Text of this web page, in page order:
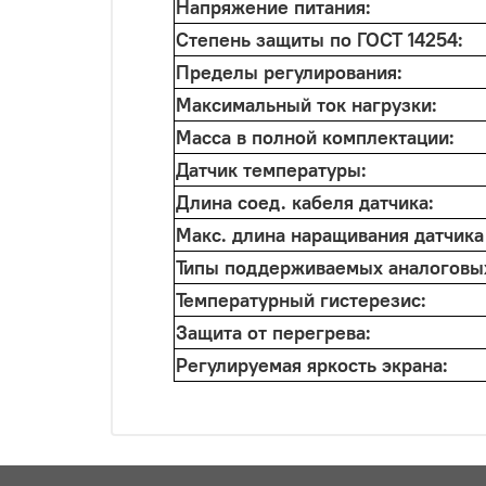
Напряжение питания:
Степень защиты по ГОСТ 14254:
Пределы регулирования:
Максимальный ток нагрузки:
Масса в полной комплектации:
Датчик температуры:
Длина соед. кабеля датчика:
Макс. длина наращивания
Типы поддерживаемых
Температурный гистерезис:
Защита от перегрева:
Регулируемая яркость экрана: